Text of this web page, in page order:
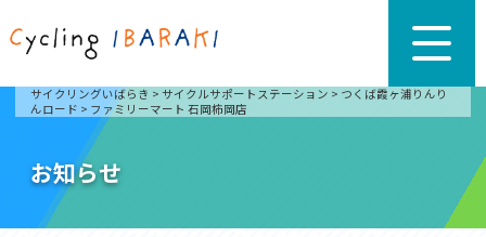
サイクリングいばらき > サイクルサポートステーション > つくば霞ヶ浦りんり
んロード > ファミリーマート 石岡柿岡店
お知らせ